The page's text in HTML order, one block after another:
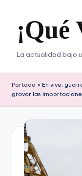
contenido¡Qué
La actualidad bajo
Portada » En vivo,
gravar las